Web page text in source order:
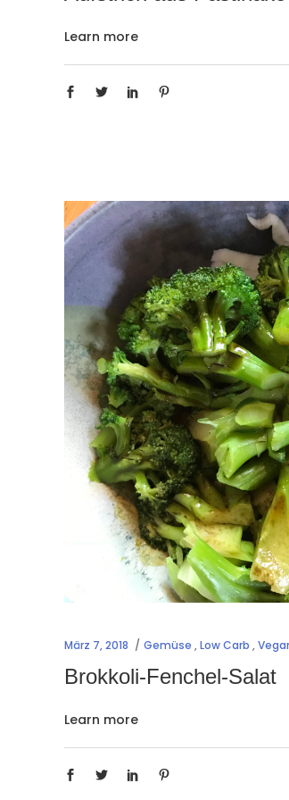
Learn more
März 7, 2018 Gemüse ,Low Carb ,
Brokkoli-Fenchel-Salat
Learn more